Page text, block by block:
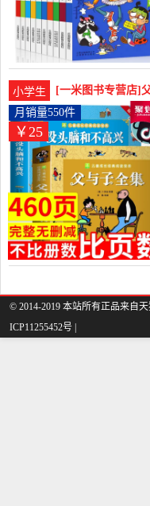
小学生
[一米图书专营店]
550件仅售24.8元
￥25
月销量550件
© 2014-2019 本站所有正品来自
ICP11255452号 |